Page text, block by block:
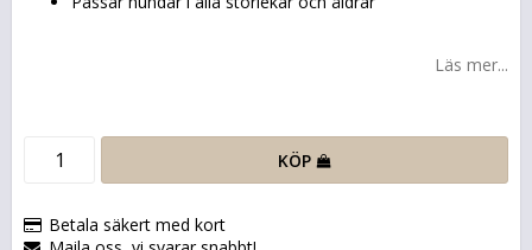
Läs mer...
KÖP
Betala säkert med kort